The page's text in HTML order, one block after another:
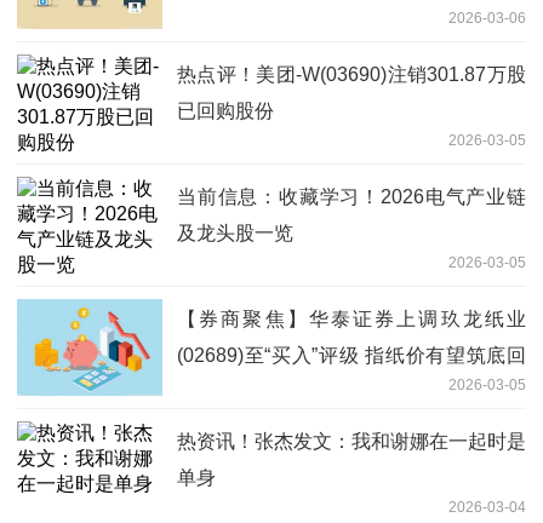
2026-03-06
热点评！美团-W(03690)注销301.87万股
已回购股份
2026-03-05
当前信息：收藏学习！2026电气产业链
及龙头股一览
2026-03-05
【券商聚焦】华泰证券上调玖龙纸业
(02689)至“买入”评级 指纸价有望筑底回
2026-03-05
热资讯！张杰发文：我和谢娜在一起时是
单身
2026-03-04